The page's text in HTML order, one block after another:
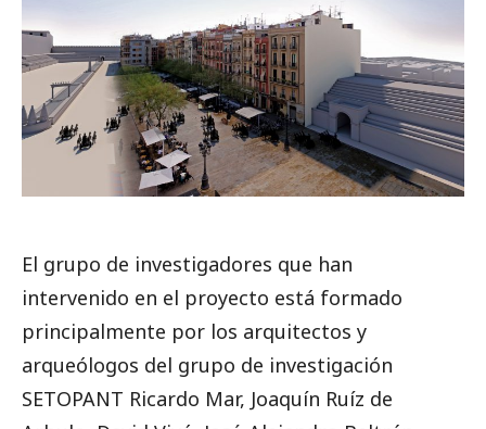
El grupo de investigadores que han
intervenido en el proyecto está formado
principalmente por los arquitectos y
arqueólogos del grupo de investigación
SETOPANT Ricardo Mar, Joaquín Ruíz de